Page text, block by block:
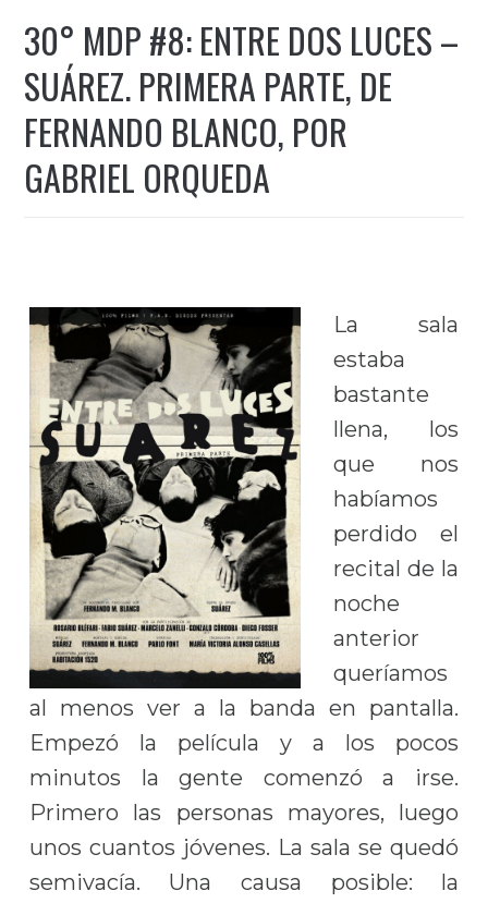
30° MDP #8: ENTRE DOS LUCES –
SUÁREZ. PRIMERA PARTE, DE
FERNANDO BLANCO, POR
GABRIEL ORQUEDA
La sala
estaba
bastante
llena, los
que nos
habíamos
perdido el
recital de la
noche
anterior
queríamos
al menos ver a la banda en pantalla.
Empezó la película y a los pocos
minutos la gente comenzó a irse.
Primero las personas mayores, luego
unos cuantos jóvenes. La sala se quedó
semivacía. Una causa posible: la